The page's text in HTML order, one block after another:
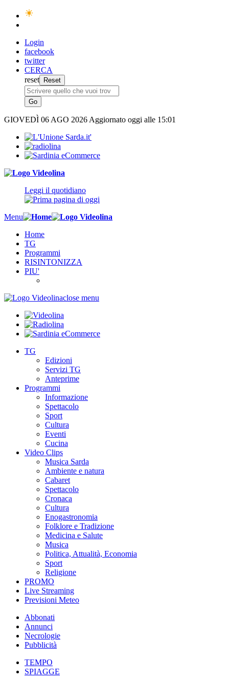
Login
facebook
twitter
CERCA
reset
GIOVEDÌ 06 AGO 2026 Aggiornato oggi alle 15:01
Leggi il quotidiano
Menu
Home
TG
Programmi
RISINTONIZZA
PIU'
close menu
TG
Edizioni
Servizi TG
Anteprime
Programmi
Informazione
Spettacolo
Sport
Cultura
Eventi
Cucina
Video Clips
Musica Sarda
Ambiente e natura
Cabaret
Spettacolo
Cronaca
Cultura
Enogastronomia
Folklore e Tradizione
Medicina e Salute
Musica
Politica, Attualità, Economia
Sport
Religione
PROMO
Live Streaming
Previsioni Meteo
Abbonati
Annunci
Necrologie
Pubblicità
TEMPO
SPIAGGE